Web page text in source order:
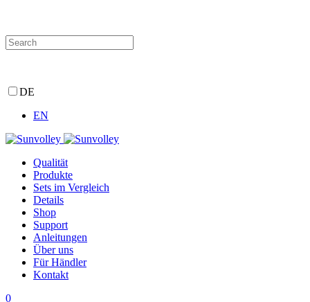
DE
EN
Qualität
Produkte
Sets im Vergleich
Details
Shop
Support
Anleitungen
Über uns
Für Händler
Kontakt
0